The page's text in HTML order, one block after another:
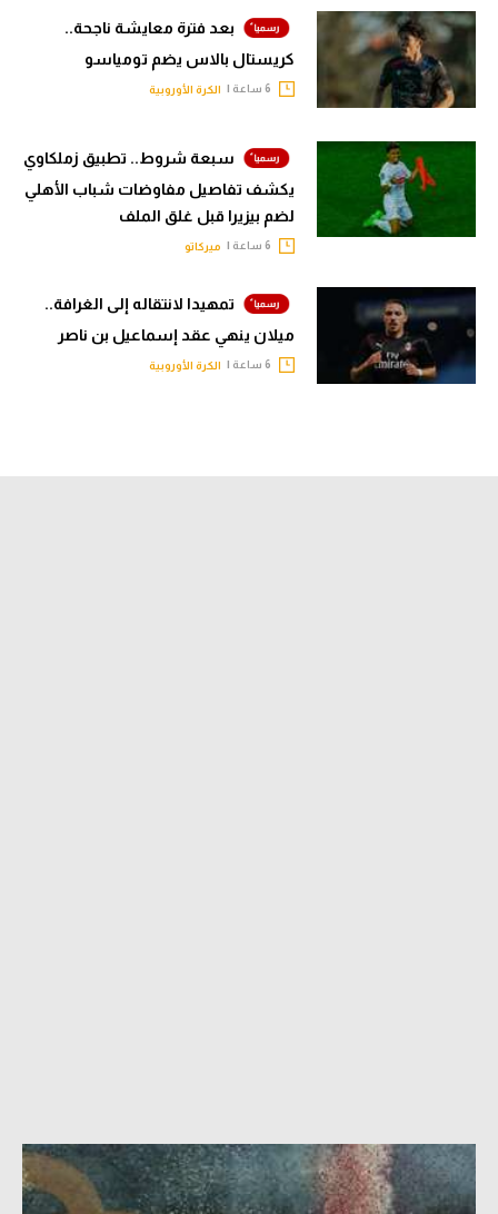
بعد فترة معايشة ناجحة..
كريستال بالاس يضم تومياسو
الكرة الأوروبية
سبعة شروط.. تطبيق زملكاوي
يكشف تفاصيل مفاوضات شباب الأهلي
لضم بيزيرا قبل غلق الملف
ميركاتو
تمهيدا لانتقاله إلى الغرافة..
ميلان ينهي عقد إسماعيل بن ناصر
الكرة الأوروبية